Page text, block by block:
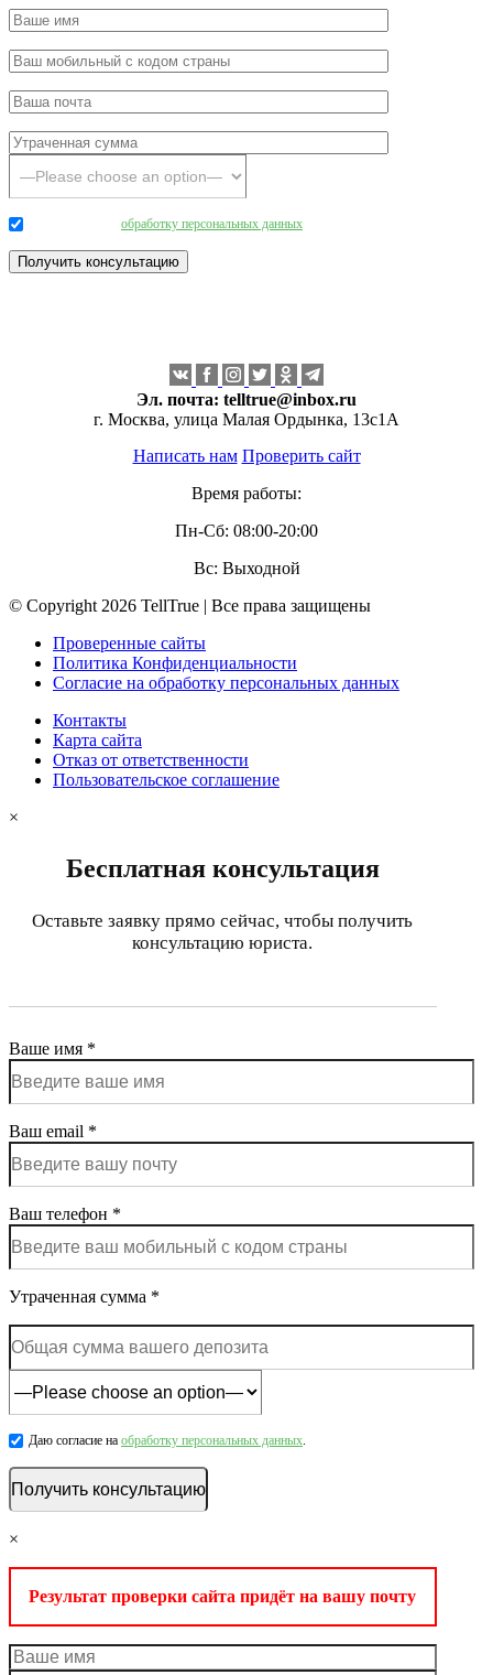
обработку персональных данных
Эл. почта: telltrue@inbox.ru
г. Москва, улица Малая Ордынка, 13с1А
Написать нам Проверить сайт
Время работы:
Пн-Сб: 08:00-20:00
Вс: Выходной
© Copyright 2026 TellTrue | Все права защищены
Проверенные сайты
Политика Конфиденциальности
Согласие на обработку персональных данных
Контакты
Карта сайта
Отказ от ответственности
Пользовательское соглашение
×
Бесплатная консультация
Оставьте заявку прямо сейчас, чтобы получить
консультацию юриста.
Ваше имя *
Ваш email *
Ваш телефон *
Утраченная сумма *
Даю согласие на обработку персональных данных.
×
Результат проверки сайта придёт на вашу почту